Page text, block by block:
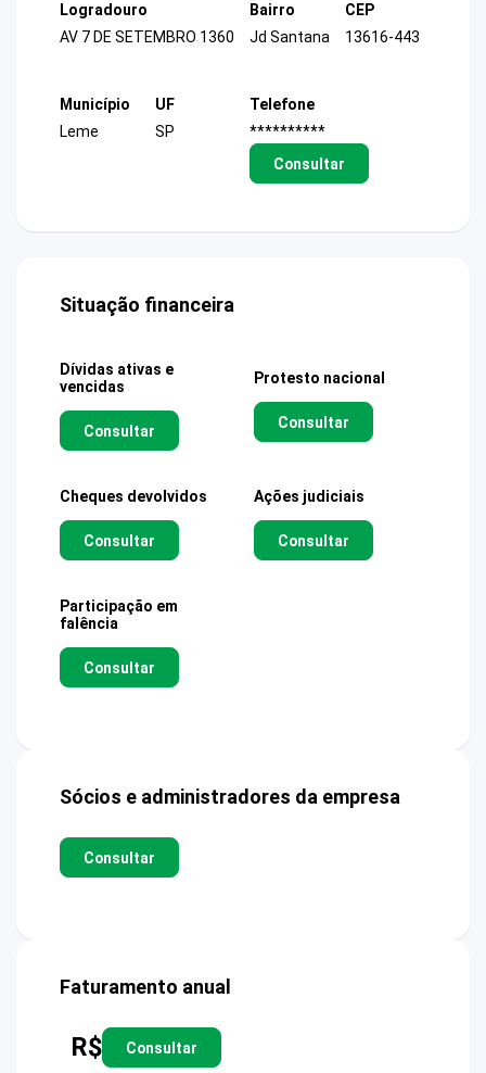
Logradouro
AV 7 DE SETEMBRO 1360
Bairro
Jd Santana
CEP
13616-443
Município
Leme
UF
SP
Telefone
**********
Consultar
Situação financeira
Dívidas ativas e
vencidas
Consultar
Protesto nacional
Consultar
Cheques devolvidos
Consultar
Ações judiciais
Consultar
Participação em
falência
Consultar
Sócios e administradores da empresa
Consultar
Faturamento anual
R$ Consultar